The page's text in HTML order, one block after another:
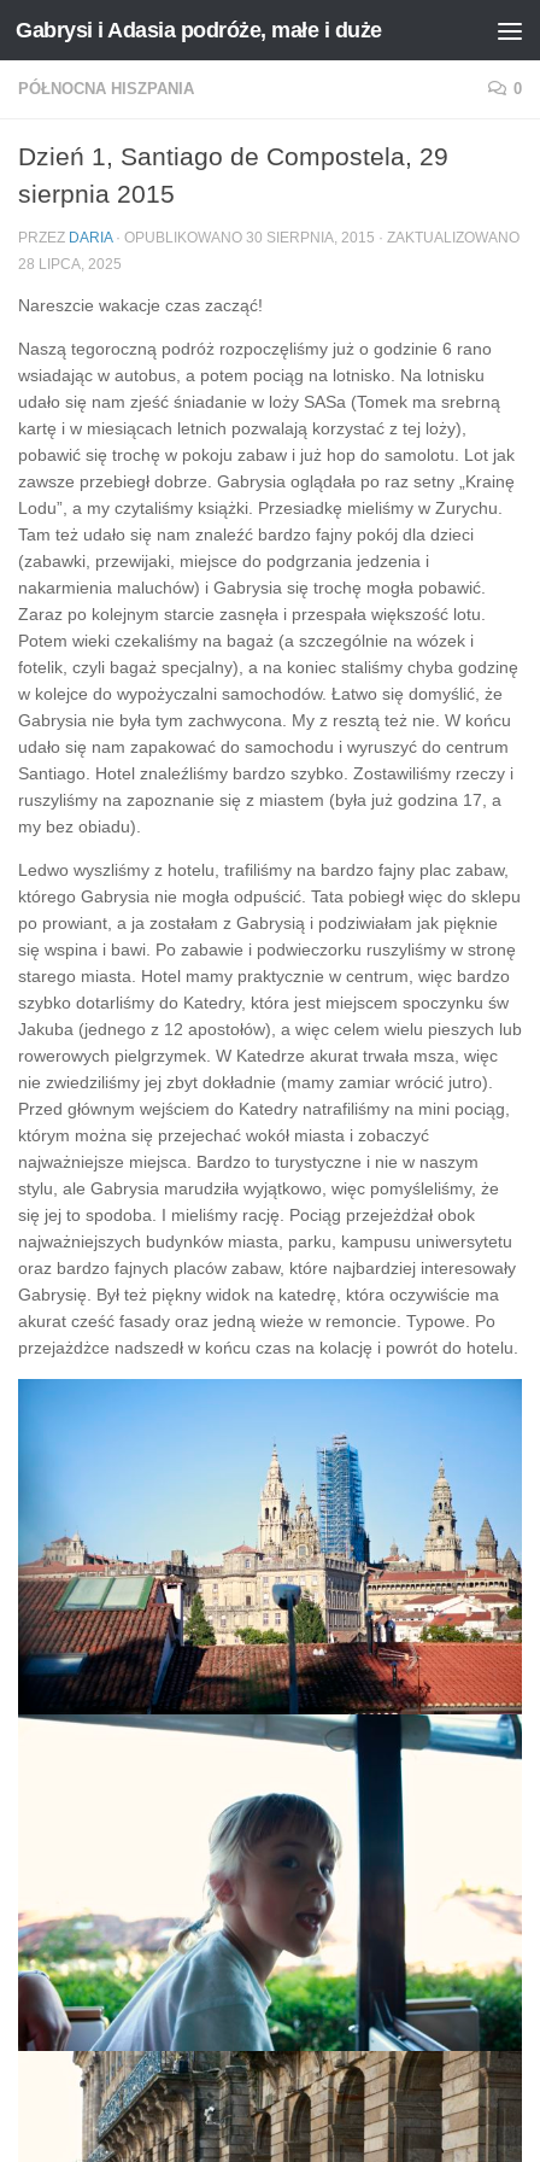
Przejdź do treści
Gabrysi i Adasia podróże, małe i duże
PÓŁNOCNA HISZPANIA 0
Dzień 1, Santiago de Compostela, 29
sierpnia 2015
PRZEZ DARIA · OPUBLIKOWANO 30 SIERPNIA, 2015 · ZAKTUALIZOWANO
28 LIPCA, 2025
Nareszcie wakacje czas zacząć!
Naszą tegoroczną podróż rozpoczęliśmy już o godzinie 6 rano
wsiadając w autobus, a potem pociąg na lotnisko. Na lotnisku
udało się nam zjeść śniadanie w loży SASa (Tomek ma srebrną
kartę i w miesiącach letnich pozwalają korzystać z tej loży),
pobawić się trochę w pokoju zabaw i już hop do samolotu. Lot jak
zawsze przebiegł dobrze. Gabrysia oglądała po raz setny „Krainę
Lodu”, a my czytaliśmy książki. Przesiadkę mieliśmy w Zurychu.
Tam też udało się nam znaleźć bardzo fajny pokój dla dzieci
(zabawki, przewijaki, miejsce do podgrzania jedzenia i
nakarmienia maluchów) i Gabrysia się trochę mogła pobawić.
Zaraz po kolejnym starcie zasnęła i przespała większość lotu.
Potem wieki czekaliśmy na bagaż (a szczególnie na wózek i
fotelik, czyli bagaż specjalny), a na koniec staliśmy chyba godzinę
w kolejce do wypożyczalni samochodów. Łatwo się domyślić, że
Gabrysia nie była tym zachwycona. My z resztą też nie. W końcu
udało się nam zapakować do samochodu i wyruszyć do centrum
Santiago. Hotel znaleźliśmy bardzo szybko. Zostawiliśmy rzeczy i
ruszyliśmy na zapoznanie się z miastem (była już godzina 17, a
my bez obiadu).
Ledwo wyszliśmy z hotelu, trafiliśmy na bardzo fajny plac zabaw,
którego Gabrysia nie mogła odpuścić. Tata pobiegł więc do sklepu
po prowiant, a ja zostałam z Gabrysią i podziwiałam jak pięknie
się wspina i bawi. Po zabawie i podwieczorku ruszyliśmy w stronę
starego miasta. Hotel mamy praktycznie w centrum, więc bardzo
szybko dotarliśmy do Katedry, która jest miejscem spoczynku św
Jakuba (jednego z 12 apostołów), a więc celem wielu pieszych lub
rowerowych pielgrzymek. W Katedrze akurat trwała msza, więc
nie zwiedziliśmy jej zbyt dokładnie (mamy zamiar wrócić jutro).
Przed głównym wejściem do Katedry natrafiliśmy na mini pociąg,
którym można się przejechać wokół miasta i zobaczyć
najważniejsze miejsca. Bardzo to turystyczne i nie w naszym
stylu, ale Gabrysia marudziła wyjątkowo, więc pomyśleliśmy, że
się jej to spodoba. I mieliśmy rację. Pociąg przejeżdżał obok
najważniejszych budynków miasta, parku, kampusu uniwersytetu
oraz bardzo fajnych placów zabaw, które najbardziej interesowały
Gabrysię. Był też piękny widok na katedrę, która oczywiście ma
akurat cześć fasady oraz jedną wieże w remoncie. Typowe. Po
przejażdżce nadszedł w końcu czas na kolację i powrót do hotelu.